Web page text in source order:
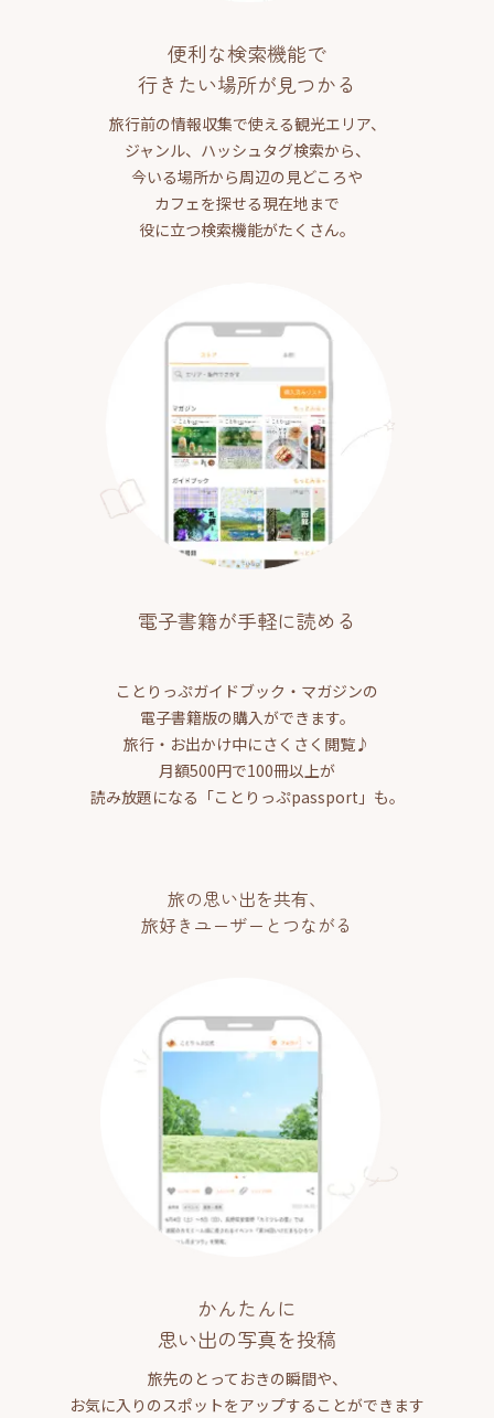
便利な検索機能で
行きたい場所が見つかる
旅行前の情報収集で使える観光エリア、
ジャンル、ハッシュタグ検索から、
今いる場所から周辺の見どころや
カフェを探せる現在地まで
役に立つ検索機能がたくさん。
電子書籍が手軽に読める
ことりっぷガイドブック・マガジンの
電子書籍版の購入ができます。
旅行・お出かけ中にさくさく閲覧♪
月額500円で100冊以上が
読み放題になる「ことりっぷpassport」も。
旅の思い出を共有、
旅好きユーザーとつながる
かんたんに
思い出の写真を投稿
旅先のとっておきの瞬間や、
お気に入りのスポットをアップすることができます